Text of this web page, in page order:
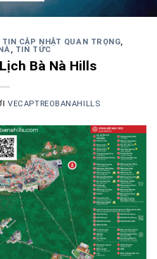
CẬP NHẬT QUAN TRỌNG,
, TIN TỨC
Bà Nà Hills
VECAPTREOBANAHILLS